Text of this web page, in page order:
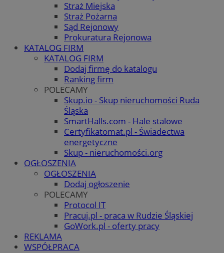
Straż Miejska
Straż Pożarna
Sąd Rejonowy
Prokuratura Rejonowa
KATALOG FIRM
KATALOG FIRM
Dodaj firmę do katalogu
Ranking firm
POLECAMY
Skup.io - Skup nieruchomości Ruda
Śląska
SmartHalls.com - Hale stalowe
Certyfikatomat.pl - Świadectwa
energetyczne
Skup - nieruchomości.org
OGŁOSZENIA
OGŁOSZENIA
Dodaj ogłoszenie
POLECAMY
Protocol IT
Pracuj.pl - praca w Rudzie Śląskiej
GoWork.pl - oferty pracy
REKLAMA
WSPÓŁPRACA